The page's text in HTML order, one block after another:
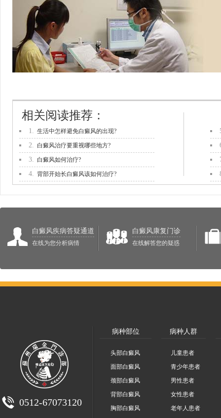
1. 生活中怎样避免白癜风的出现?
2. 白癜风治疗要重视哪些地方?
3. 白癜风如何治疗?
4. 背部开始长白癜风该如何治疗?
相关阅读推荐：
白癜风疾病答疑通道
在线为您分析病情
白癜风康复门诊
在线解答您的疑惑
0512-67073120
病种部位 病种人群
头部白癜风
面部白癜风
颈部白癜风
背部白癜风
胸部白癜风
儿童患者
青少年患者
男性患者
女性患者
老年人患者